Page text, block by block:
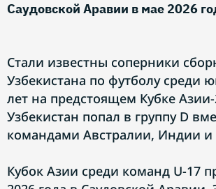
Саудовской Аравии в мае 2026
Стали известны соперники
Узбекистана по футболу среди
лет на предстоящем Кубке Азии-
Узбекистан попал в группу D
командами Австралии, Индии и
Кубок Азии среди команд U-17